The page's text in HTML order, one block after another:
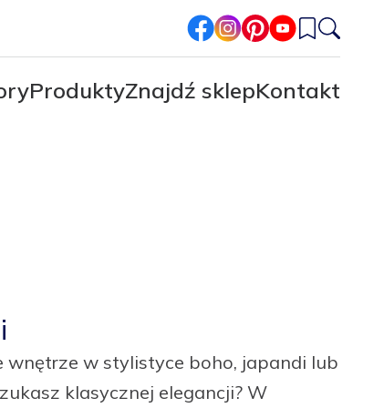
facebook
instagram
pinterest
youtube
ProduktyZnajdź sklepKontakt
wnętrze w stylistyce boho, japandi lub
klasycznej elegancji? W